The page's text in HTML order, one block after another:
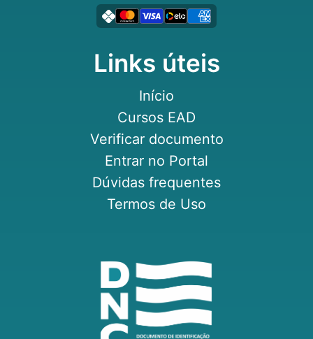
Links úteis
Início
Cursos EAD
Verificar documento
Entrar no Portal
Dúvidas frequentes
Termos de Uso